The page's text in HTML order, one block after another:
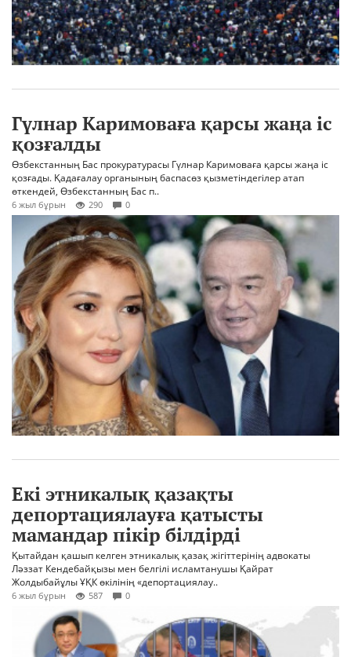
Гүлнар Каримоваға қарсы жаңа іс
қозғалды
Өзбекстанның Бас прокуратурасы Гүлнар Каримоваға қарсы жаңа іс
қозғады. Қадағалау органының баспасөз қызметіндегілер атап
өткендей, Өзбекстанның Бас п..
6 жыл бұрын 290 0
Екі этникалық қазақты
депортациялауға қатысты
мамандар пікір білдірді
Қытайдан қашып келген этникалық қазақ жігіттерінің адвокаты
Ләззат Кендебайқызы мен белгілі исламтанушы Қайрат
Жолдыбайұлы ҰҚК өкілінің «депортациялау..
6 жыл бұрын 587 0